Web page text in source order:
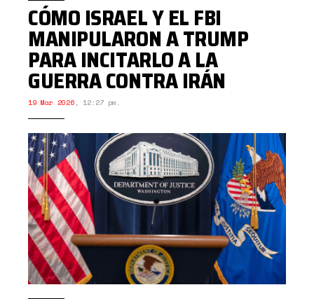
CÓMO ISRAEL Y EL FBI
MANIPULARON A TRUMP
PARA INCITARLO A LA
GUERRA CONTRA IRÁN
19 Mar 2026, 12:27 pm.